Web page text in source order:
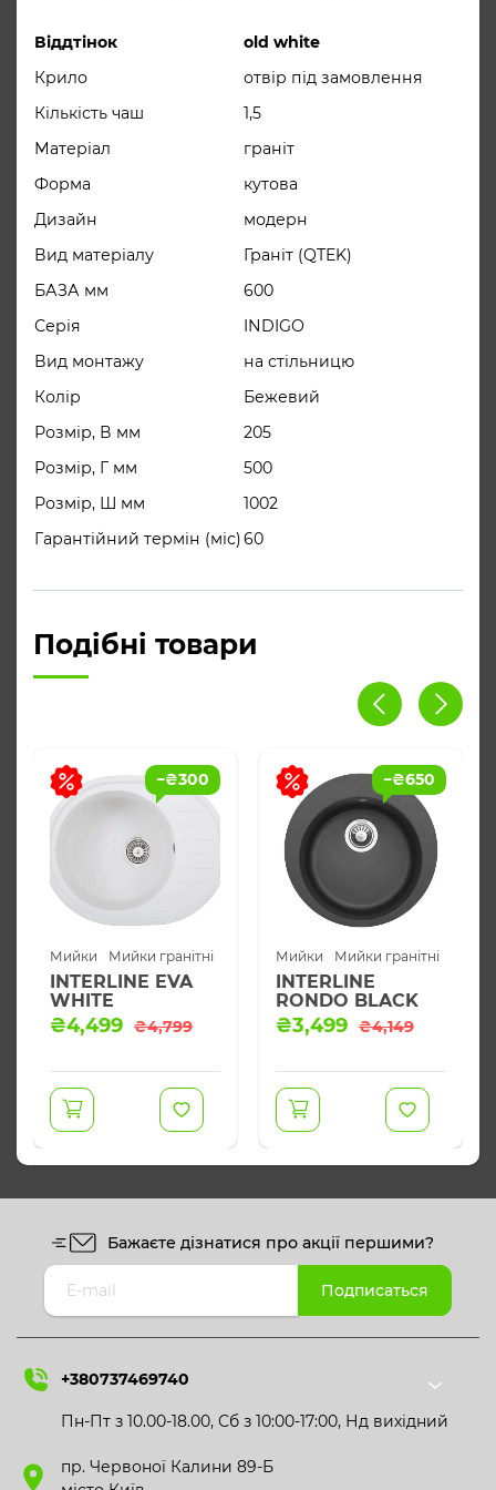
міцніший за натуральний граніт, а
всі додаткові компоненти
екологічно безпечні та
сертифіковані.
Переваги матеріалів QTEK:
температури.
Особливості: веикий злив 3,5
дюйма – вільний стік води;
ситечко для відкриття/закриття
чаші; перелив убезпечить вашу
кухню; кріплення – прості в
установленні.
затискачі
Віддтінок
old white
Крило
отвір під замовлення
Кількість чаш
1,5
Матеріал
граніт
Форма
кутова
Дизайн
модерн
Вид матеріалу
Граніт (QTEK)
БАЗА мм
600
Серія
INDIGO
Вид монтажу
на стільницю
Колір
Бежевий
Розмір, В мм
205
Розмір, Г мм
500
Розмір, Ш мм
1002
Гарантійний термін (міс)60
Подібні товари
−₴300
Мийки Мийки гранітні
INTERLINE EVA
WHITE
₴4,799
Оригінальна
₴4,499
Поточна
−₴650
Мийки Мийки гранітні
INTERLINE
RONDO BLACK
₴4,149
Оригінальна
₴3,499
Поточна
Бажаєте дізнатися про акції першими?
+380737469740
Пн-Пт з 10.00-18.00, Сб з 10:00-17:00, Нд вихідний
пр. Червоної Калини 89-Б